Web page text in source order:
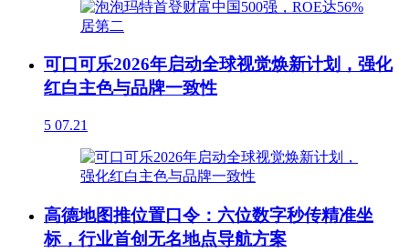
可口可乐2026年启动全球视觉焕新计划，强化
红白主色与品牌一致性
5 07.21
高德地图推位置口令：六位数字秒传精准坐
标，行业首创无名地点导航方案